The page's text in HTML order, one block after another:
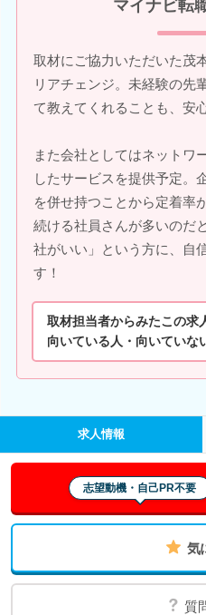
マイナビ転
取材にご協力いただいた茂
リアチェンジ。未経験の先
て教えてくれることも、安
また会社としてはネットワ
したサービスを提供予定。
を併せ持つことから定着率
続ける社員さんが多いのだ
社がいい」という方に、自
す！
取材担当者からみたこの求
向いている人・向いていな
求人情報
志望動機・自己PR不要
気
質